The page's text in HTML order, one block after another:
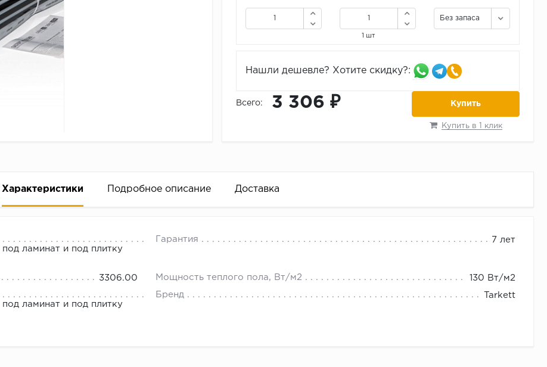
1 шт
Без запаса
Нашли дешевле? Хотите скидку?:
Всего: 3 306 ₽ Купить
Купить в 1 клик
Характеристики Подробное описание Доставка
ламинат и под плитку
Гарантия 7 лет
3306.00 Мощность теплого пола, Вт/м2 130 Вт/м2
ламинат и под плитку
Бренд Tarkett